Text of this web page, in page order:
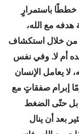
خططًا باستمرارٍ
هدفه مع الله،
من خلال استكشاف
أم لا. وفي نفس
لا يعامل الإنسان
إبرام صفقاتٍ مع
بل حتّى الضغط
بعد أن ينال